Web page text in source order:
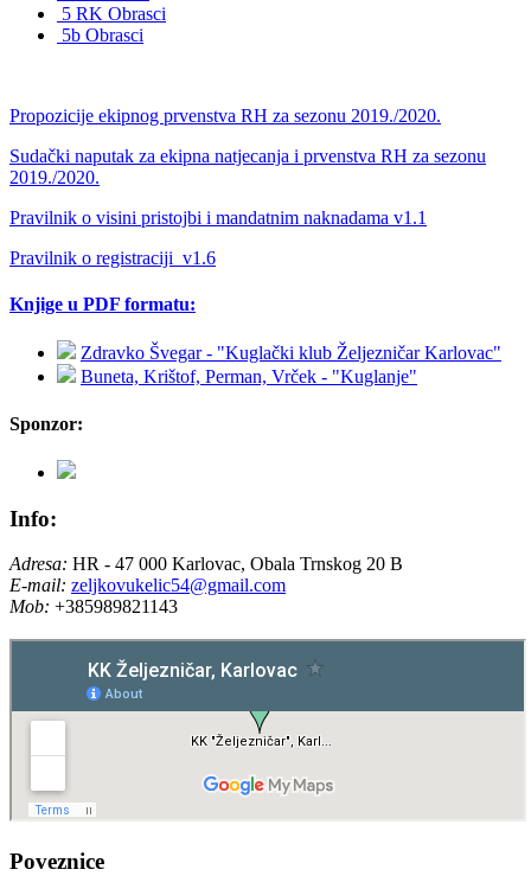
5 RK Obrasci
5b Obrasci
Propozicije ekipnog prvenstva RH za sezonu 2019./2020.
Sudački naputak za ekipna natjecanja i prvenstva RH za sezonu
2019./2020.
Pravilnik o visini pristojbi i mandatnim naknadama v1.1
Pravilnik o registraciji_v1.6
Knjige u PDF formatu:
Zdravko Švegar - "Kuglački klub Željezničar Karlovac"
Buneta, Krištof, Perman, Vrček - "Kuglanje"
Sponzor:
Info:
Adresa: HR - 47 000 Karlovac, Obala Trnskog 20 B
E-mail: zeljkovukelic54@gmail.com
Mob: +385989821143
Poveznice